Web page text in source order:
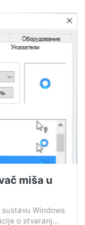
miša u
Windows
o stvaranj...